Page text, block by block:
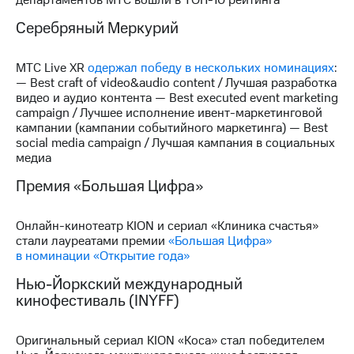
выкупа
акций
Дивиденды
облигаций
Описание
Еврооблигации-2023
Уведомление
о
облигаций
Регистратор
Реквизиты
Контакты
развитие
деловая этика
На главную
Серебряный Меркурий
МТС Live XR одержал победу в нескольких номинациях:
— Best craft of video&audio content / Лучшая разработка
видео и аудио контента — Best executed event marketing
campaign / Лучшее исполнение ивент-маркетинговой
кампании (кампании событийного маркетинга) — Best
social media campaign / Лучшая кампания в социальных
медиа
Премия «Большая Цифра»
Онлайн-кинотеатр KION и сериал «Клиника счастья»
стали лауреатами премии «Большая Цифра»
в номинации «Открытие года»
Нью-Йоркский международный
кинофестиваль (INYFF)
Оригинальный сериал KION «Коса» стал победителем